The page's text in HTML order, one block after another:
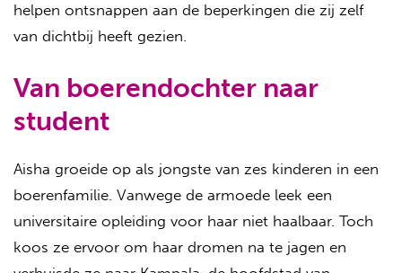
helpen ontsnappen aan de beperkingen die zij zelf
van dichtbij heeft gezien.
Van boerendochter naar
student
Aisha groeide op als jongste van zes kinderen in een
boerenfamilie. Vanwege de armoede leek een
universitaire opleiding voor haar niet haalbaar. Toch
koos ze ervoor om haar dromen na te jagen en